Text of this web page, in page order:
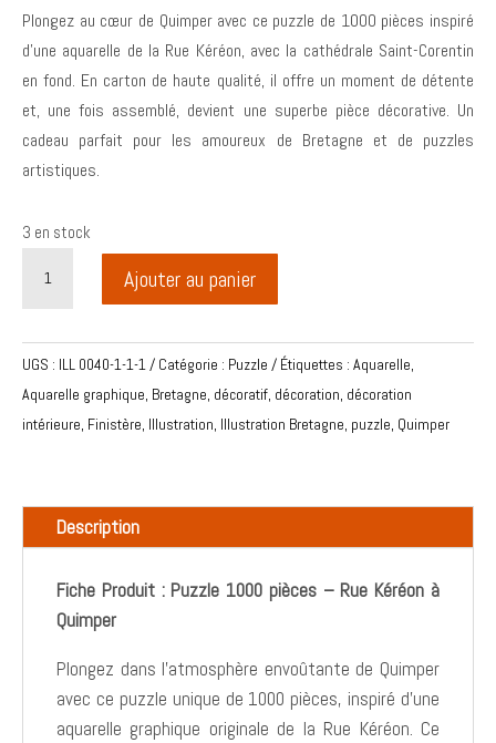
Plongez au cœur de Quimper avec ce puzzle de 1000 pièces inspiré
d’une aquarelle de la Rue Kéréon, avec la cathédrale Saint-Corentin
en fond. En carton de haute qualité, il offre un moment de détente
et, une fois assemblé, devient une superbe pièce décorative. Un
cadeau parfait pour les amoureux de Bretagne et de puzzles
artistiques.
3 en stock
1000
aquarelle
Kéréon
Cathédrale,
Quimper
Ajouter au panier
UGS : ILL 0040-1-1-1 Catégorie : Puzzle Étiquettes : Aquarelle,
Aquarelle graphique, Bretagne, décoratif, décoration, décoration
intérieure, Finistère, Illustration, Illustration Bretagne, puzzle, Quimper
Description
Fiche Produit : Puzzle 1000 pièces – Rue Kéréon à
Quimper
Plongez dans l’atmosphère envoûtante de Quimper
avec ce puzzle unique de 1000 pièces, inspiré d’une
aquarelle graphique originale de la Rue Kéréon. Ce